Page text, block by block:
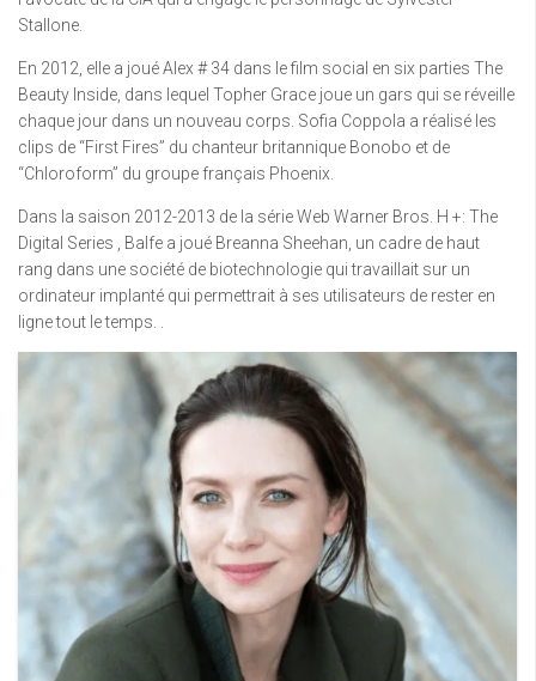
Stallone.
En 2012, elle a joué Alex # 34 dans le film social en six parties The
Beauty Inside, dans lequel Topher Grace joue un gars qui se réveille
chaque jour dans un nouveau corps. Sofia Coppola a réalisé les
clips de “First Fires” du chanteur britannique Bonobo et de
“Chloroform” du groupe français Phoenix.
Dans la saison 2012-2013 de la série Web Warner Bros. H +: The
Digital Series , Balfe a joué Breanna Sheehan, un cadre de haut
rang dans une société de biotechnologie qui travaillait sur un
ordinateur implanté qui permettrait à ses utilisateurs de rester en
ligne tout le temps. .